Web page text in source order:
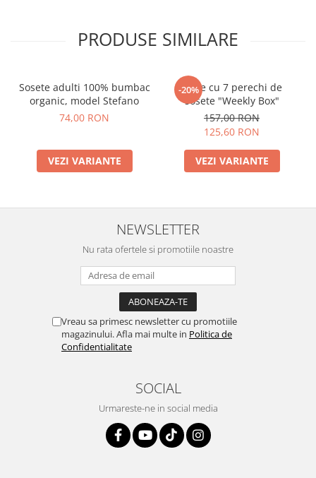
PRODUSE SIMILARE
Sosete adulti 100% bumbac
organic, model Stefano
74,00 RON
VEZI VARIANTE
-20%
Cutie cu 7 perechi de
sosete "Weekly Box"
157,00 RON
125,60 RON
VEZI VARIANTE
NEWSLETTER
Nu rata ofertele si promotiile noastre
Vreau sa primesc newsletter cu promotiile
magazinului. Afla mai multe in Politica de
Confidentialitate
SOCIAL
Urmareste-ne in social media